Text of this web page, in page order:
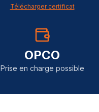
Télécharger certificat
OPCO
Prise en charge possible